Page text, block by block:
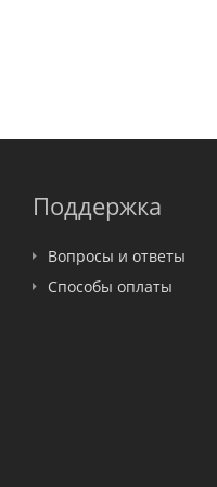
Поддержка
Вопросы и ответы
Способы оплаты